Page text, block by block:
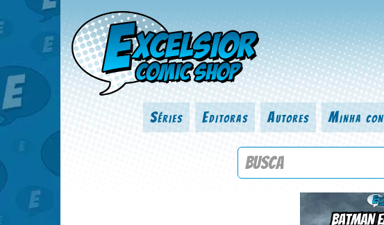
Séries Editoras Autores Minha
Procure por título da